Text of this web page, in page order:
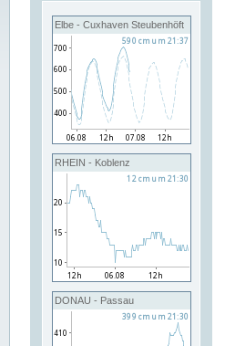
Elbe - Cuxhaven Steubenhöft
RHEIN - Koblenz
DONAU - Passau